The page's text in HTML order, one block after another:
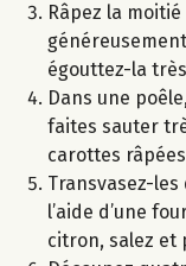
Râpez la
égouttez-la
Dans une
faites sauter
carottes
Transvasez-
l’aide d’une
citron, salez et